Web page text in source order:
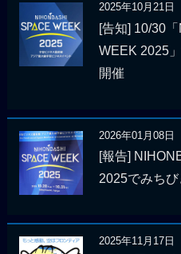
2025年10月21日
[告知] 10/30
WEEK 2025
開催
2026年01月08日
[報告]
2025でみち
2025年11月17日